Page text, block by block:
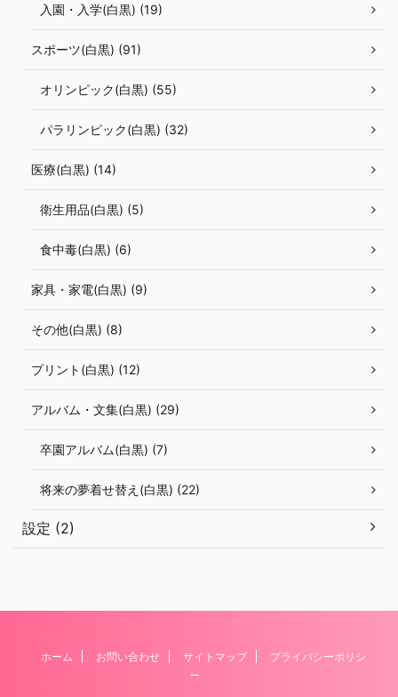
入園・入学(白黒) (19)
スポーツ(白黒) (91)
オリンピック(白黒) (55)
パラリンピック(白黒) (32)
医療(白黒) (14)
衛生用品(白黒) (5)
食中毒(白黒) (6)
家具・家電(白黒) (9)
その他(白黒) (8)
プリント(白黒) (12)
アルバム・文集(白黒) (29)
卒園アルバム(白黒) (7)
将来の夢着せ替え(白黒) (22)
設定 (2)
ホーム お問い合わせ サイトマップ
プライバシーポリシ
ー